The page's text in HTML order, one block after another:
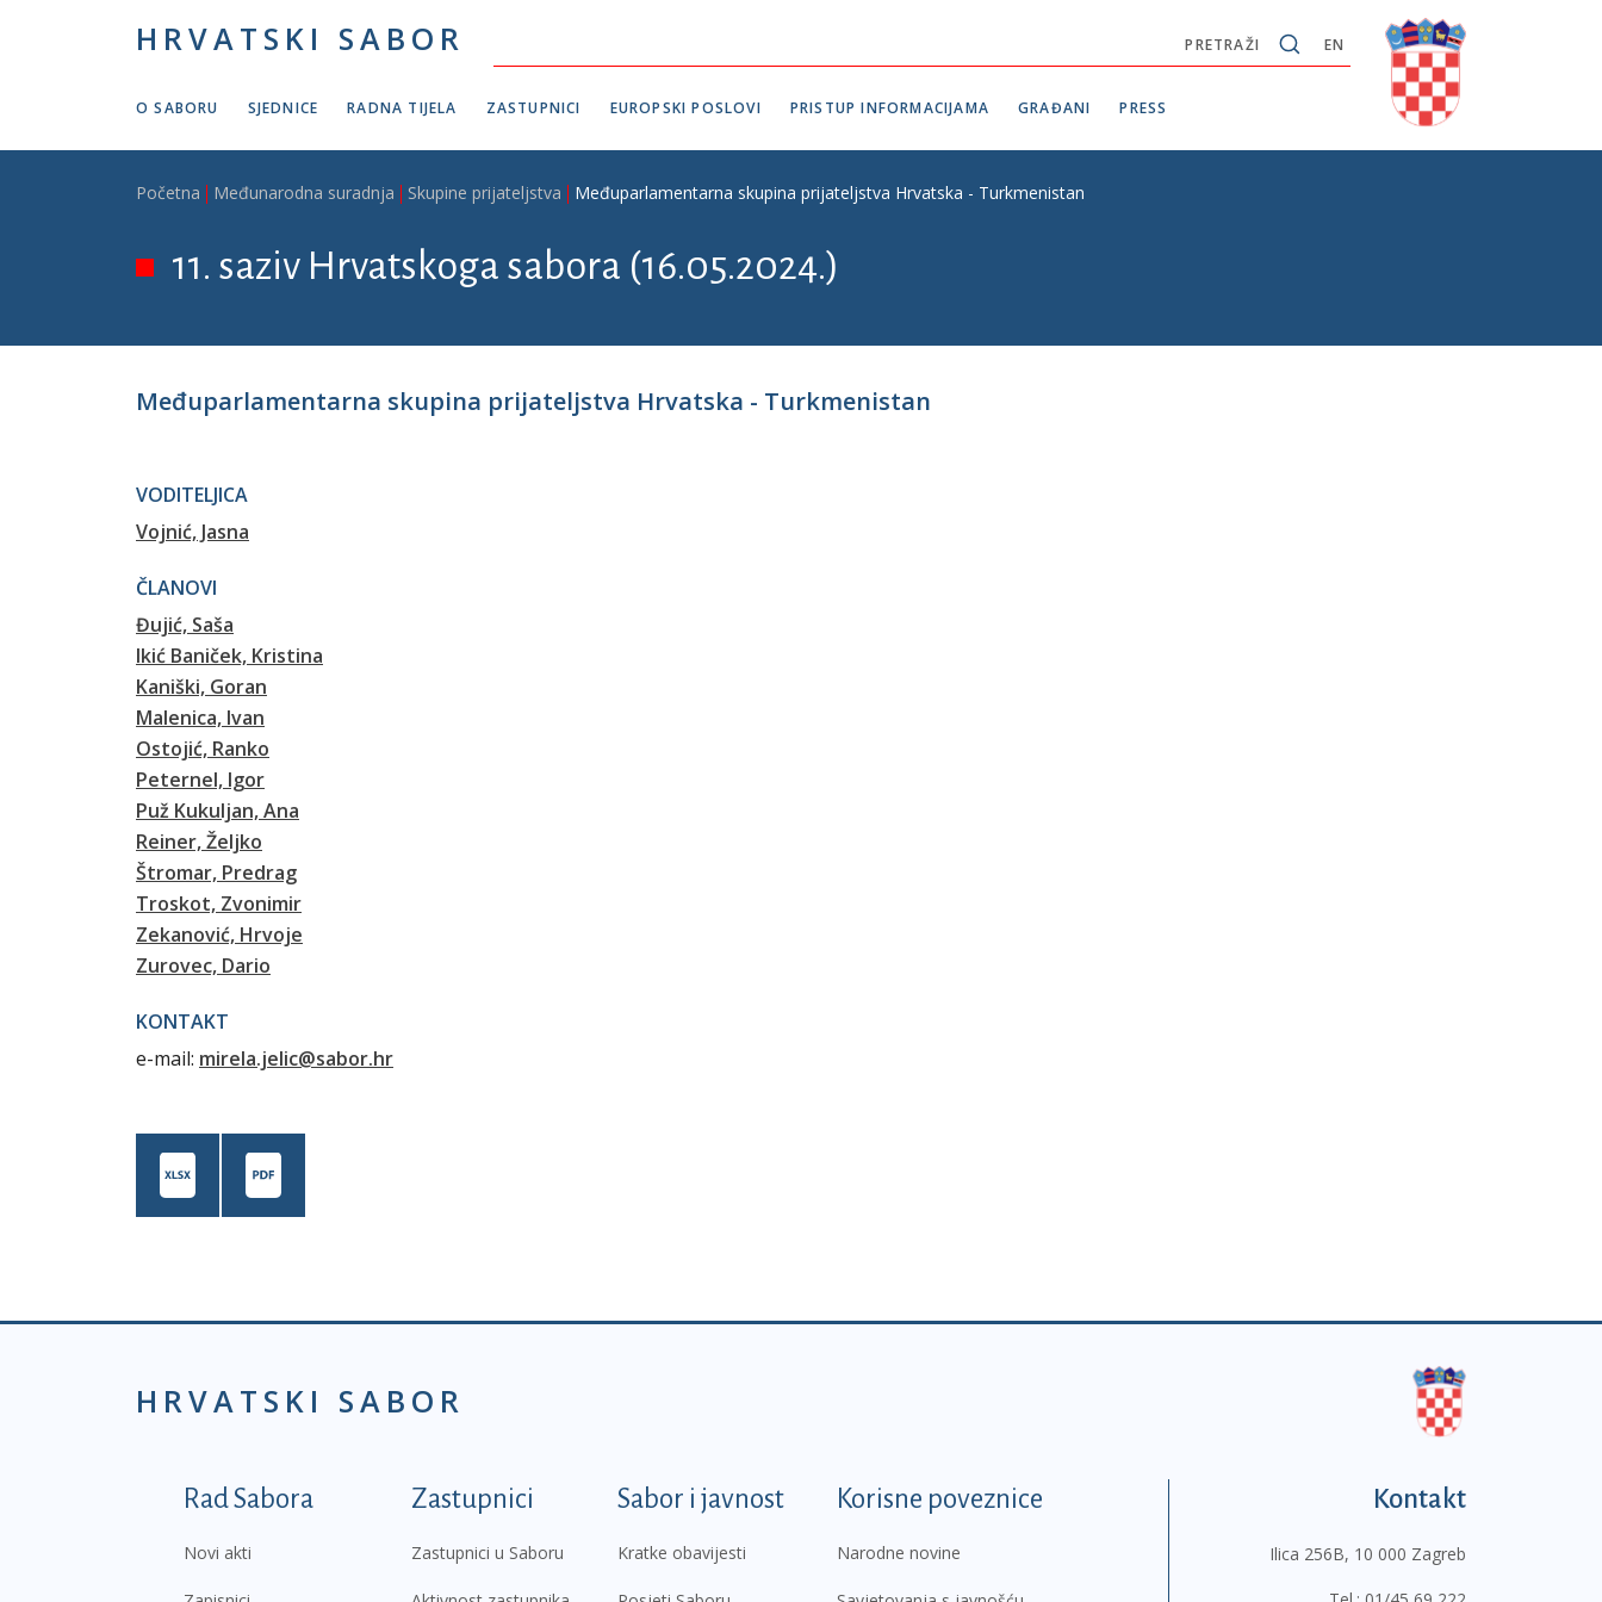
HRVATSKI SABOR EN
PRETRAŽI
O SABORU SJEDNICE RADNA TIJELA ZASTUPNICI EUROPSKI POSLOVI PRISTUP INFORMACIJAMA GRAĐANI PRESS
Breadcrumb
Početna Međunarodna suradnja Skupine prijateljstva Međuparlamentarna skupina prijateljstva Hrvatska - Turkmenistan
11. saziv Hrvatskoga sabora (16.05.2024.)
Međuparlamentarna skupina prijateljstva Hrvatska - Turkmenistan
VODITELJICA
Vojnić, Jasna
ČLANOVI
Đujić, Saša
Ikić Baniček, Kristina
Kaniški, Goran
Malenica, Ivan
Ostojić, Ranko
Peternel, Igor
Puž Kukuljan, Ana
Reiner, Željko
Štromar, Predrag
Troskot, Zvonimir
Zekanović, Hrvoje
Zurovec, Dario
KONTAKT
e-mail: mirela.jelic@sabor.hr
HRVATSKI SABOR
Podnožje prvi izbornik
Rad Sabora
Novi akti
Zastupnici
Zastupnici u Saboru
Sabor i javnost
Kratke obavijesti
Korisne poveznice
Narodne novine
Kontakt
Ilica 256B, 10 000 Zagreb